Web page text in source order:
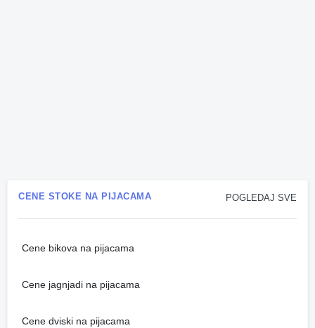
POGLEDAJ SVE
CENE STOKE NA PIJACAMA
Cene bikova na pijacama
Cene jagnjadi na pijacama
Cene dviski na pijacama